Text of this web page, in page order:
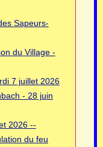
Sapeurs-
du Village -
7 juillet 2026
- 28 juin
2026 --
du feu